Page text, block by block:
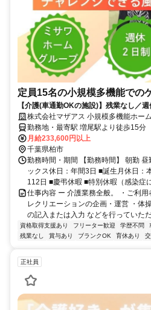
定員15名の小規模多機能での
【介護(車通勤OKの施設)】残業なし／
躍中株式会社マザアス 小規模多機能ホー
勤務地・最寄駅 増尾駅より徒歩15分 【柏駅】から車で15分 【新松戸
駅】から車で14分
月給233,600円以上
千葉県柏市
勤務時間・期間 【勤務時間】 朝勤
ックス休日：年間3日 ■誕生月休日：
112日 ■慶弔休暇 ■特別休暇（感染症
仕事内容 ー 介護業務全般。 ・ご利用
レクリエーションの企画・運営 ・体
の記入または入力 などを行っていた
資格取得支援あり フリーター歓迎 学歴不問
残業なし
賞与あり ブランクOK 育休あり
正社員